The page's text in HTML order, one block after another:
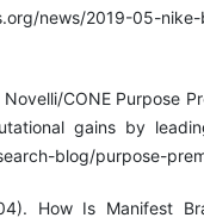
news/2019-05-
CONE Purpose
gains by
blog/purpose-
How Is Manifest